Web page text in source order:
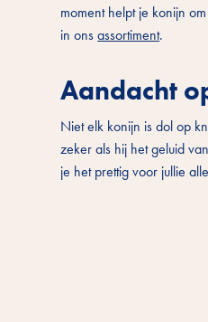
moment helpt je konijn
in onsassortiment.
Aandacht
Niet elk konijn is dol op
zeker als hij het geluid
je het prettig voor jullie